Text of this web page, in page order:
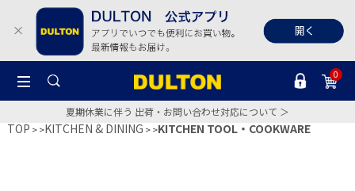
0
夏期休業に伴う 出荷・お問い合わせ対応について ＞
TOP >KITCHEN & DINING >KITCHEN TOOL・COOKWARE